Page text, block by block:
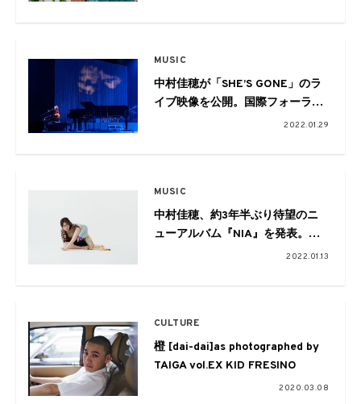
「MIU」のMV公開&本人のトーク
MUSIC
中村佳穂が「SHE’S GONE」のラ
イブ映像を公開。国際フォーラム
ホールA公演のチケットが一般発
2022.01.29
MUSIC
中村佳穂、約3年半ぶり待望のニ
ューアルバム『NIA』を発表。先
行シングル「さよならクレール」
2022.01.13
CULTURE
橙 [dai-dai]as photographed by
TAIGA vol.EX KID FRESINO
2020.03.08